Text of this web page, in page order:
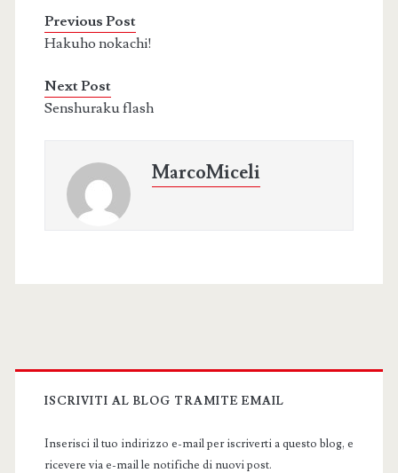
Previous Post
Hakuho nokachi!
Next Post
Senshuraku flash
MarcoMiceli
Primary
Sidebar
ISCRIVITI AL BLOG TRAMITE EMAIL
Inserisci il tuo indirizzo e-mail per iscriverti a questo blog, e
ricevere via e-mail le notifiche di nuovi post.